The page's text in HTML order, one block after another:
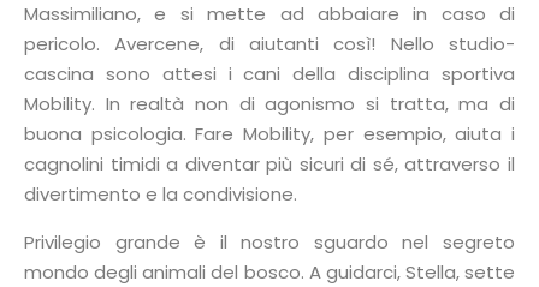
Massimiliano, e si mette ad abbaiare in caso di
pericolo. Avercene, di aiutanti così! Nello studio-
cascina sono attesi i cani della disciplina sportiva
Mobility. In realtà non di agonismo si tratta, ma di
buona psicologia. Fare Mobility, per esempio, aiuta i
cagnolini timidi a diventar più sicuri di sé, attraverso il
divertimento e la condivisione.
Privilegio grande è il nostro sguardo nel segreto
mondo degli animali del bosco. A guidarci, Stella, sette